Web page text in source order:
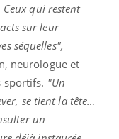
qui restent
sur leur
séquelles",
neurologue et
sportifs. "Un
se tient la tête…
un